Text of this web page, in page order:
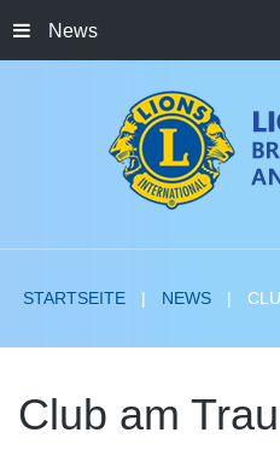
News
STARTSEITE NEWS
Club am